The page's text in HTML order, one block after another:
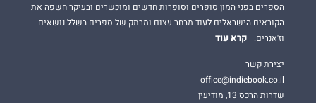
הספרים בפני המון סופרים וסופרות חדשים ומוכשרים ובעיקר חשפה את
הקוראים הישראלים לעוד מבחר עצום ומרתק של ספרים בשלל נושאים
וז'אנרים.
קרא עוד
יצירת קשר
office@indiebook.co.il
שדרות הרכס 13, מודיעין